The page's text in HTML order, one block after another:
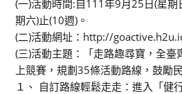
(一)活動時間:自111年9月25日(星
期六)止(10週)。
(二)活動網址：http://
(三)活動主題：「走路趣尋寶，全臺
上競賽，規劃35條活動路線，鼓勵
１、 自訂路線輕鬆走走：進入「健